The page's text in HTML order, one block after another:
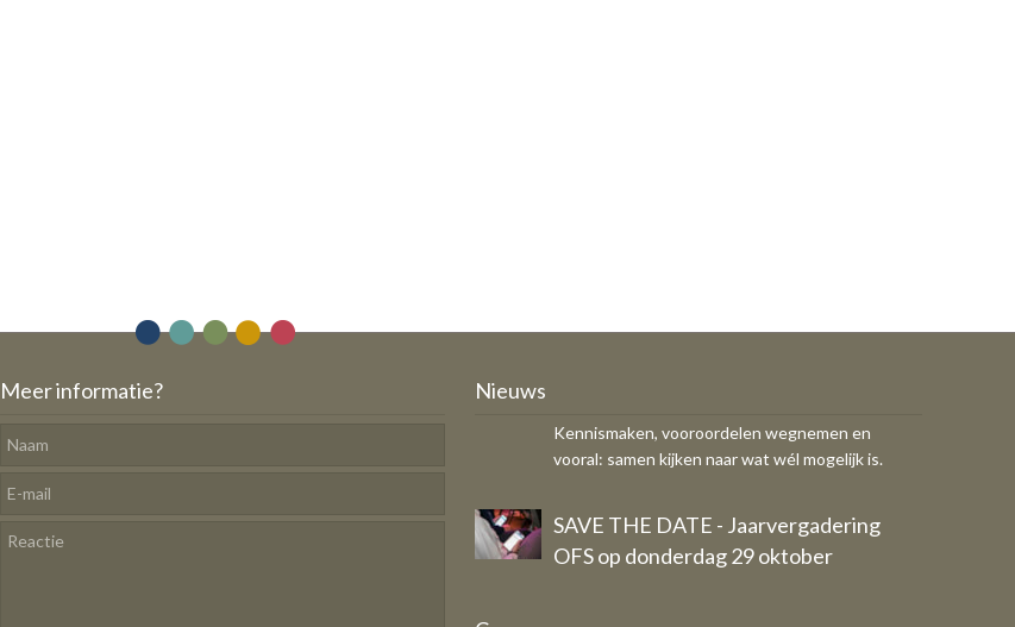
Meer informatie? Nieuws
zoeken samen naar kansen
SAVE THE DATE - Jaarvergadering